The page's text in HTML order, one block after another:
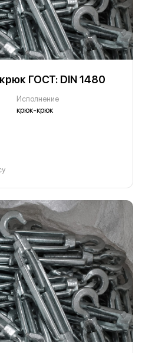
ГОСТ: DIN 1480
Исполнение
крюк-крюк